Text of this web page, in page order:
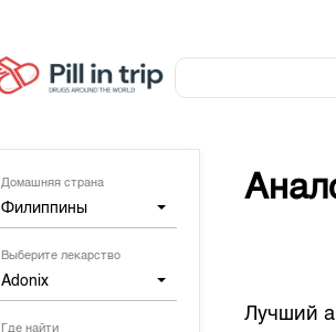
Домашняя страна
Филиппины
Выберите лекарство
Adonix
Где найти
Лучший